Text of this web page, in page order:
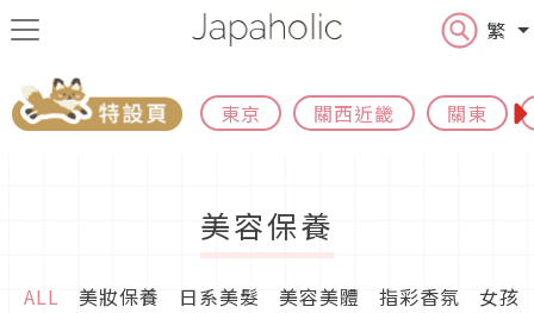
繁
東京 關西近畿 關東
美容保養
ALL 美妝保養 日系美髮 美容美體 指彩香氛 女孩